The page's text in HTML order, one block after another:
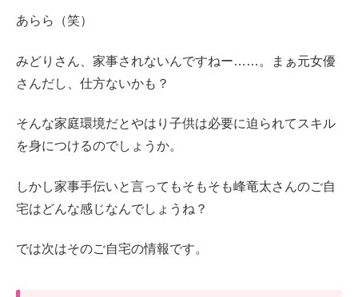
あらら（笑）
みどりさん、家事されないんですねー……。まぁ元女優
さんだし、仕方ないかも？
そんな家庭環境だとやはり子供は必要に迫られてスキル
を身につけるのでしょうか。
しかし家事手伝いと言ってもそもそも峰竜太さんのご自
宅はどんな感じなんでしょうね？
では次はそのご自宅の情報です。